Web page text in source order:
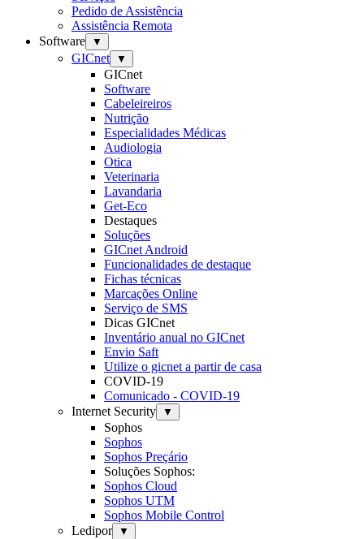
Pedido de Assistência
Assistência Remota
Software
▼
GICnet ▼
GICnet
Software
Cabeleireiros
Nutrição
Especialidades Médicas
Audiologia
Otica
Veterinaria
Lavandaria
Get-Eco
Destaques
Soluções
GICnet Android
Funcionalidades de destaque
Fichas técnicas
Marcações Online
Serviço de SMS
Dicas GICnet
Inventário anual no GICnet
Envio Saft
Utilize o gicnet a partir de casa
COVID-19
Comunicado - COVID-19
Internet Security
▼
Sophos
Sophos
Sophos Preçário
Soluções Sophos:
Sophos Cloud
Sophos UTM
Sophos Mobile Control
Ledipor
▼